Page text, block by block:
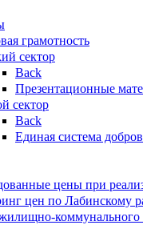
грамотность
сектор
Back
Презентационные
сектор
Back
Единая система
цены при
цен по Лабинскому
коммунального